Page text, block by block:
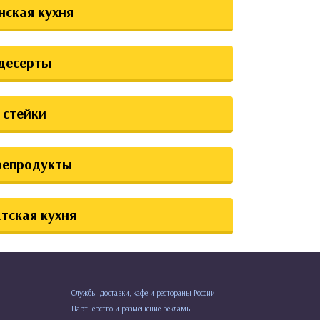
кухня
стейки
кухня
Службы доставки, кафе и рестораны России
Партнерство и размещение рекламы